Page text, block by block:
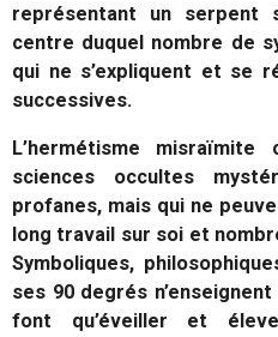
représentant un serpent
centre duquel nombre de
qui ne s’expliquent et se
successives.
L’hermétisme misraïmite
sciences occultes
profanes, mais qui ne
long travail sur soi et
Symboliques,
ses 90 degrés
font qu’éveiller et